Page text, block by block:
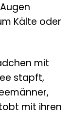
Kälte oder
mit
stapft,
mit ihren